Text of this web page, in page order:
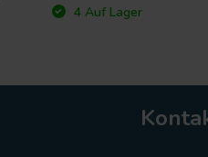
4 Auf Lager